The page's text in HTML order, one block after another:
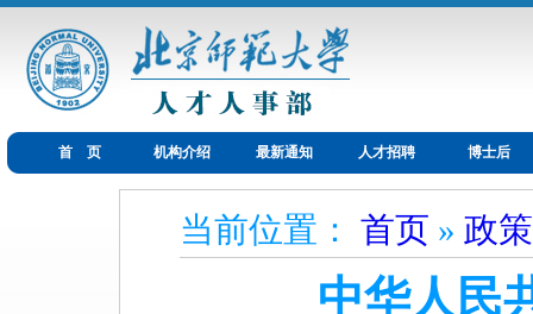
首 页 机构介绍 最新通知 人才招聘 博士后
当前位置： 首页 » 政
中华人民